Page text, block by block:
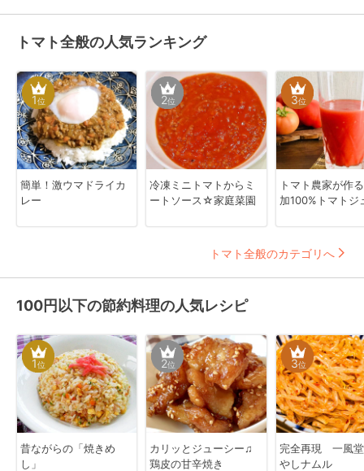
トマト全般の人気ランキング
1位
簡単！激ウマドライカ
レー
2位
冷凍ミニトマトからミ
ートソース☆家庭菜園
3位
トマト農家が作
加100%トマトジ
トマト全般のカテゴリへ
100円以下の節約料理の人気レシピ
1位
昔ながらの「焼きめ
し」
2位
カリッとジューシー♫
鶏皮の甘辛焼き
3位
完全再現 一風
やしナムル